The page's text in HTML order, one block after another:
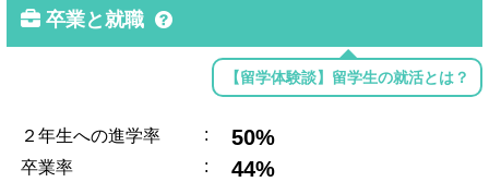
卒業と就職
【留学体験談】留学生の就活とは？
２年生への進学率 : 50%
卒業率 : 44%